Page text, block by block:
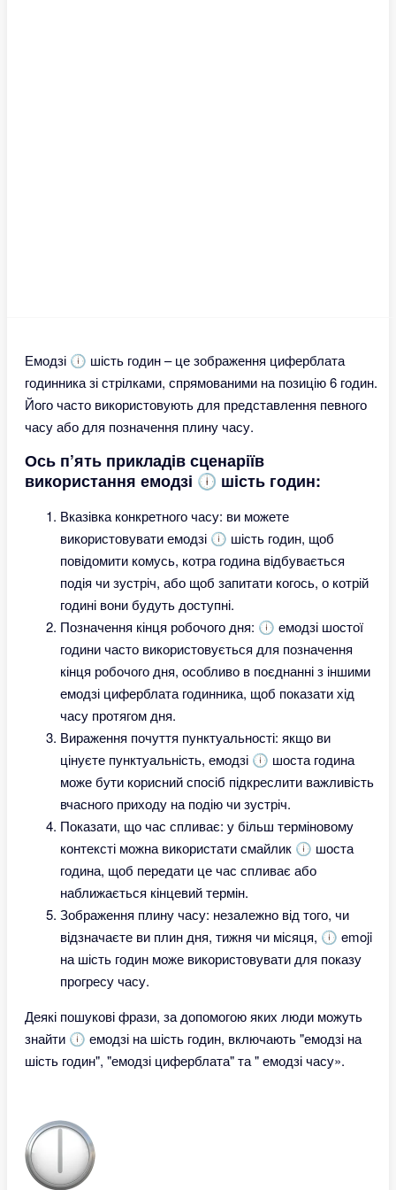
Емодзі 🕕 шість годин – це зображення циферблата
годинника зі стрілками, спрямованими на позицію 6 годин.
Його часто використовують для представлення певного
часу або для позначення плину часу.
Ось п’ять прикладів сценаріїв
використання емодзі 🕕 шість годин:
Вказівка конкретного часу: ви можете
використовувати емодзі 🕕 шість годин, щоб
повідомити комусь, котра година відбувається
подія чи зустріч, або щоб запитати когось, о котрій
годині вони будуть доступні.
Позначення кінця робочого дня: 🕕 емодзі шостої
години часто використовується для позначення
кінця робочого дня, особливо в поєднанні з іншими
емодзі циферблата годинника, щоб показати хід
часу протягом дня.
Вираження почуття пунктуальності: якщо ви
цінуєте пунктуальність, емодзі 🕕 шоста година
може бути корисний спосіб підкреслити важливість
вчасного приходу на подію чи зустріч.
Показати, що час спливає: у більш терміновому
контексті можна використати смайлик 🕕 шоста
година, щоб передати це час спливає або
наближається кінцевий термін.
Зображення плину часу: незалежно від того, чи
відзначаєте ви плин дня, тижня чи місяця, 🕕 emoji
на шість годин може використовувати для показу
прогресу часу.
Деякі пошукові фрази, за допомогою яких люди можуть
знайти 🕕 емодзі на шість годин, включають "емодзі на
шість годин", "емодзі циферблата" та " емодзі часу».